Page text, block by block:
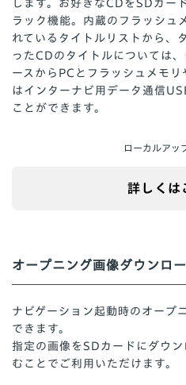
します。お好きなCDをSDカー
ラック機能。内蔵のフラッシュ
れているタイトルリストから、
ったCDのタイトルについては
ースからPCとフラッシュメモ
はインターナビ用データ通信
ことができます。
ローカルア
詳しくは
オープニング画像ダウンロ
ナビゲーション起動時のオープ
できます。
指定の画像をSDカードにダウ
むことでご利用いただけます。